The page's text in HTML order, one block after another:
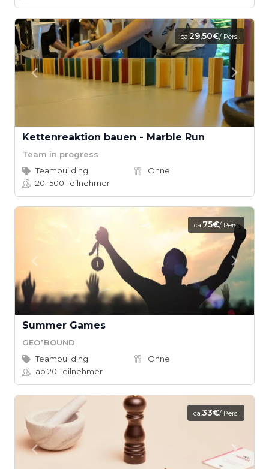
ca.29,50€/ Pers.
Kettenreaktion bauen - Marble Run
Team in progress
Teambuilding
Ohne
20–500Teilnehmer
ca.75€/ Pers.
Summer Games
GEO°BOUND
Teambuilding
Ohne
ab 20Teilnehmer
ca.33€/ Pers.